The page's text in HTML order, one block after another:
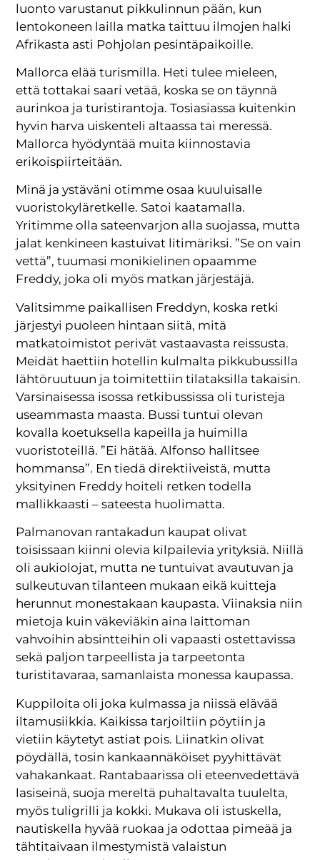
luonto varustanut pikkulinnun pään, kun
lentokoneen lailla matka taittuu ilmojen halki
Afrikasta asti Pohjolan pesintäpaikoille.
Mallorca elää turismilla. Heti tulee mieleen,
että tottakai saari vetää, koska se on täynnä
aurinkoa ja turistirantoja. Tosiasiassa kuitenkin
hyvin harva uiskenteli altaassa tai meressä.
Mallorca hyödyntää muita kiinnostavia
erikoispiirteitään.
Minä ja ystäväni otimme osaa kuuluisalle
vuoristokyläretkelle. Satoi kaatamalla.
Yritimme olla sateenvarjon alla suojassa, mutta
jalat kenkineen kastuivat litimäriksi. ”Se on vain
vettä”, tuumasi monikielinen opaamme
Freddy, joka oli myös matkan järjestäjä.
Valitsimme paikallisen Freddyn, koska retki
järjestyi puoleen hintaan siitä, mitä
matkatoimistot perivät vastaavasta reissusta.
Meidät haettiin hotellin kulmalta pikkubussilla
lähtöruutuun ja toimitettiin tilataksilla takaisin.
Varsinaisessa isossa retkibussissa oli turisteja
useammasta maasta. Bussi tuntui olevan
kovalla koetuksella kapeilla ja huimilla
vuoristoteillä. ”Ei hätää. Alfonso hallitsee
hommansa”. En tiedä direktiiveistä, mutta
yksityinen Freddy hoiteli retken todella
mallikkaasti – sateesta huolimatta.
Palmanovan rantakadun kaupat olivat
toisissaan kiinni olevia kilpailevia yrityksiä. Niillä
oli aukiolojat, mutta ne tuntuivat avautuvan ja
sulkeutuvan tilanteen mukaan eikä kuitteja
herunnut monestakaan kaupasta. Viinaksia niin
mietoja kuin väkeviäkin aina laittoman
vahvoihin absintteihin oli vapaasti ostettavissa
sekä paljon tarpeellista ja tarpeetonta
turistitavaraa, samanlaista monessa kaupassa.
Kuppiloita oli joka kulmassa ja niissä elävää
iltamusiikkia. Kaikissa tarjoiltiin pöytiin ja
vietiin käytetyt astiat pois. Liinatkin olivat
pöydällä, tosin kankaannäköiset pyyhittävät
vahakankaat. Rantabaarissa oli eteenvedettävä
lasiseinä, suoja mereltä puhaltavalta tuulelta,
myös tuligrilli ja kokki. Mukava oli istuskella,
nautiskella hyvää ruokaa ja odottaa pimeää ja
tähtitaivaan ilmestymistä valaistun